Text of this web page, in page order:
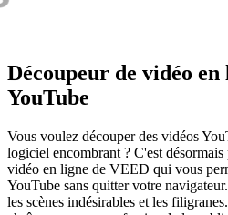
Découpeur de vidéo
YouTube
Vous voulez découper des vidéos
logiciel encombrant ? C'est
vidéo en ligne de VEED qui vous
YouTube sans quitter votre
les scènes indésirables et les